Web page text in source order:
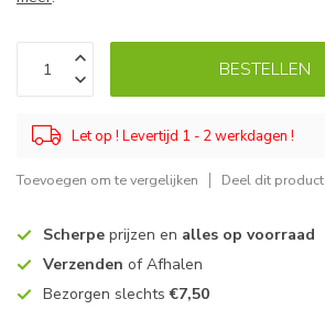
BESTELLEN
Let op ! Levertijd 1 - 2 werkdagen !
Toevoegen om te vergelijken Deel dit product
Scherpe prijzen en alles op voorraad
Verzenden of Afhalen
Bezorgen slechts€7,50